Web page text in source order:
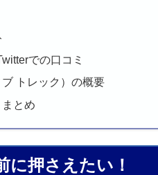
での口コミ
トレック）の概要
とめ
に押さえたい！